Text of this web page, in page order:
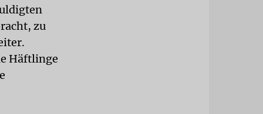
zu
Häftlinge